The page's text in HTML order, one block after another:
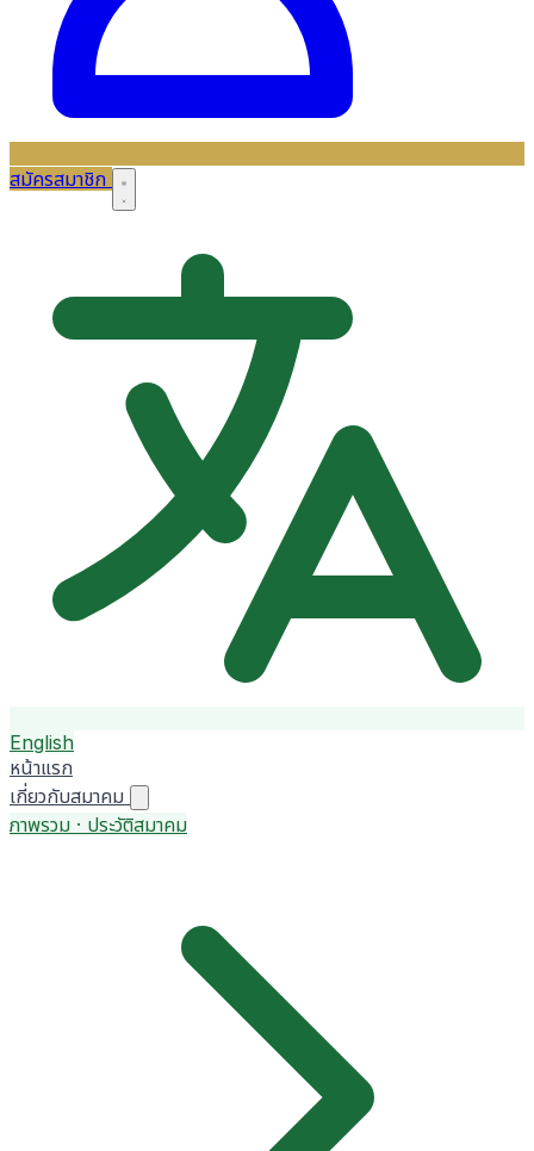
สมัครสมาชิก
English
หน้าแรก
เกี่ยวกับสมาคม
ภาพรวม · ประวัติสมาคม